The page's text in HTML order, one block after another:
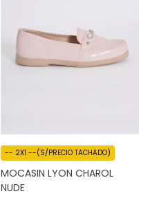
MOCASIN LYON CHAROL
NUDE
-- 2X1 --(S/PRECIO TACHADO)